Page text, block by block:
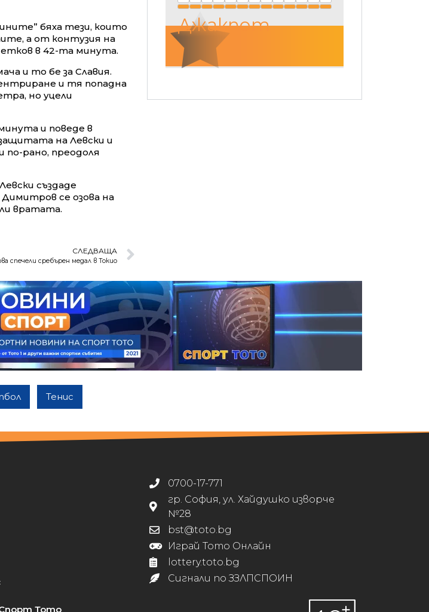
бяха тези, които
а от контузия на
в 42-та минута.
и то бе за Славия.
и тя попадна
но уцели
и поведе в
на Левски и
по-рано, преодоля
създаде
се озова на
вратата.
СЛЕДВАЩА
спечели сребърен медал в Токио
Джакпот
Тенис
Тото
0700-17-771
гр. София, ул. Хайдушко изворче
№28
bst@toto.bg
Играй Тото Онлайн
lottery.toto.bg
Сигнали по ЗЗЛПСПОИН